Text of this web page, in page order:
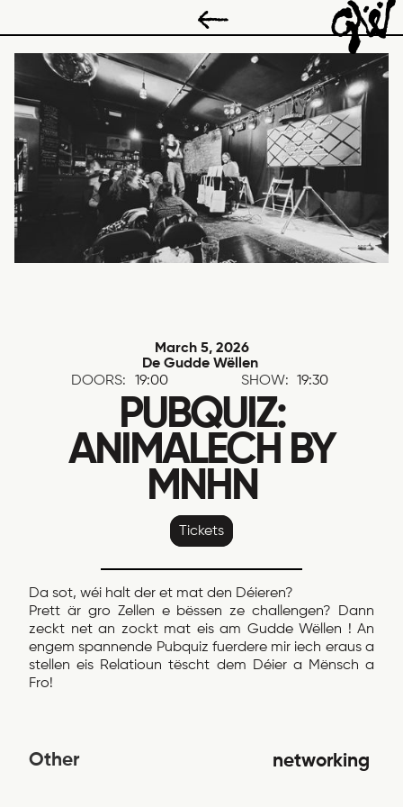
March 5, 2026
De Gudde Wëllen
DOORS:
19:00 SHOW: 19:30
PUBQUIZ:
ANIMALECH BY
MNHN
Tickets
Da sot, wéi halt der et mat den Déieren?
Prett är gro Zellen e bëssen ze challengen? Dann
zeckt net an zockt mat eis am Gudde Wëllen ! An
engem spannende Pubquiz fuerdere mir iech eraus a
stellen eis Relatioun tëscht dem Déier a Mënsch a
Fro!
Other networking